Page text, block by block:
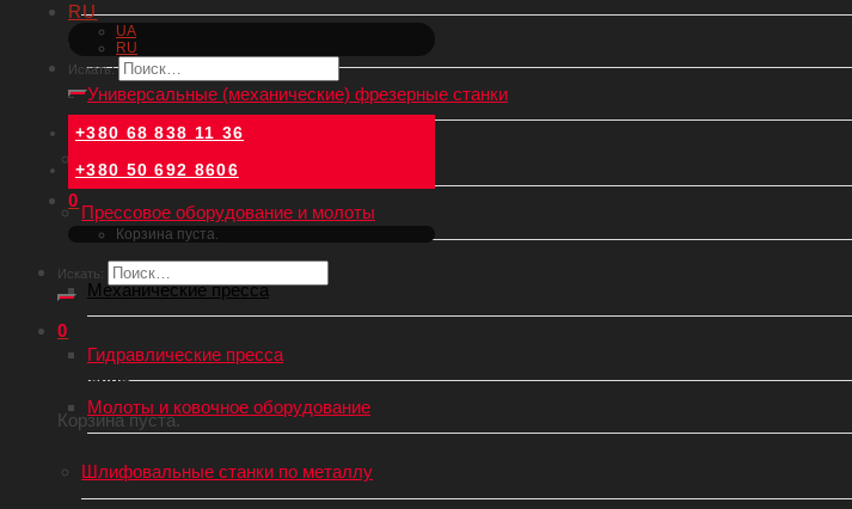
RU
UA
RU
Искать:
+380 68 838 11 36
+380 50 692 8606
0
Корзина пуста.
Искать:
0
Корзина
Корзина пуста.
Фрезерные станки с ЧПУ
Универсальные (механические) фрезерные станки
Прессовое оборудование и молоты
Механические пресса
Гидравлические пресса
Молоты и ковочное оборудование
Шлифовальные станки по металлу